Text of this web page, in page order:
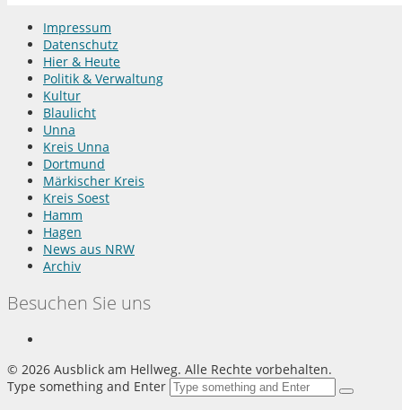
Impressum
Datenschutz
Hier & Heute
Politik & Verwaltung
Kultur
Blaulicht
Unna
Kreis Unna
Dortmund
Märkischer Kreis
Kreis Soest
Hamm
Hagen
News aus NRW
Archiv
Besuchen Sie uns
© 2026 Ausblick am Hellweg. Alle Rechte vorbehalten.
Type something and Enter